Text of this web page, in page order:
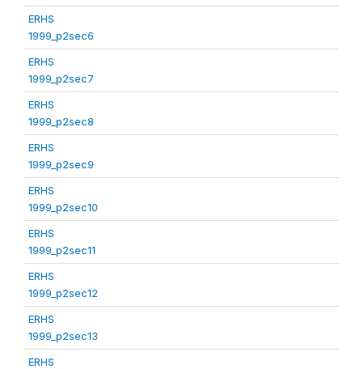
ERHS
1999_p2sec6
ERHS
1999_p2sec7
ERHS
1999_p2sec8
ERHS
1999_p2sec9
ERHS
1999_p2sec10
ERHS
1999_p2sec11
ERHS
1999_p2sec12
ERHS
1999_p2sec13
ERHS